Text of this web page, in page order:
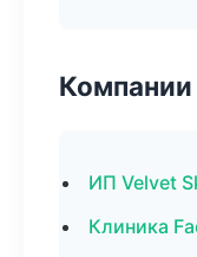
Компании
ИП Velvet
Клиника